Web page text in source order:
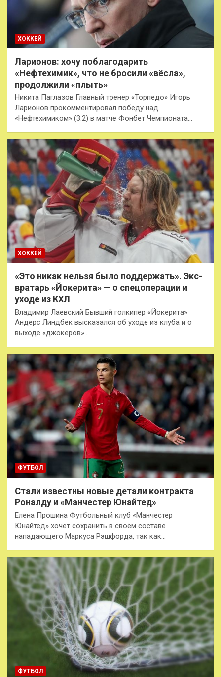
ХОККЕЙ
Ларионов: хочу поблагодарить
«Нефтехимик», что не бросили «вёсла»,
продолжили «плыть»
Никита Паглазов Главный тренер «Торпедо» Игорь
Ларионов прокомментировал победу над
«Нефтехимиком» (3:2) в матче Фонбет Чемпионата…
ХОККЕЙ
«Это никак нельзя было поддержать». Экс-
вратарь «Йокерита» — о спецоперации и
уходе из КХЛ
Владимир Лаевский Бывший голкипер «Йокерита»
Андерс Линдбек высказался об уходе из клуба и о
выходе «джокеров»…
ФУТБОЛ
Стали известны новые детали контракта
Роналду и «Манчестер Юнайтед»
Елена Прошина Футбольный клуб «Манчестер
Юнайтед» хочет сохранить в своём составе
нападающего Маркуса Рэшфорда, так как…
ФУТБОЛ